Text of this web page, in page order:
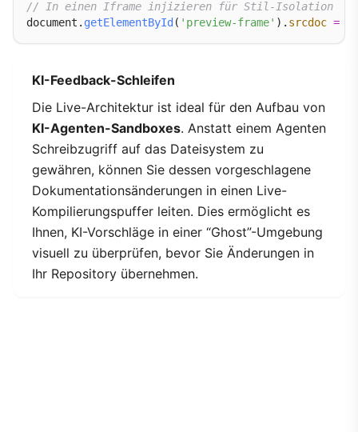
// In einen Iframe injizieren für Stil-Isolation
document. getElementById ( 'preview-frame' ). srcdoc =
KI-Feedback-Schleifen
Die Live-Architektur ist ideal für den Aufbau von
KI-Agenten-Sandboxes. Anstatt einem Agenten
Schreibzugriff auf das Dateisystem zu
gewähren, können Sie dessen vorgeschlagene
Dokumentationsänderungen in einen Live-
Kompilierungspuffer leiten. Dies ermöglicht es
Ihnen, KI-Vorschläge in einer “Ghost”-Umgebung
visuell zu überprüfen, bevor Sie Änderungen in
Ihr Repository übernehmen.